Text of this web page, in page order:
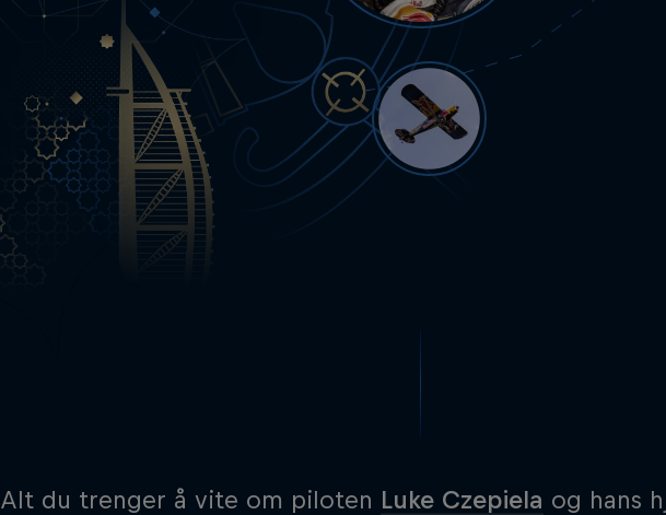
Alt du trenger å vite om piloten Luke Czepiela og hans